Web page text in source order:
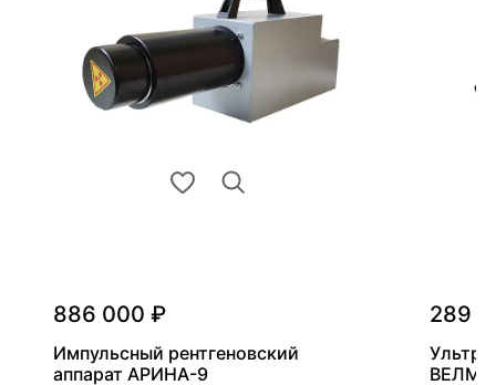
886 000 ₽
Импульсный рентгеновский
аппарат АРИНА-9
289